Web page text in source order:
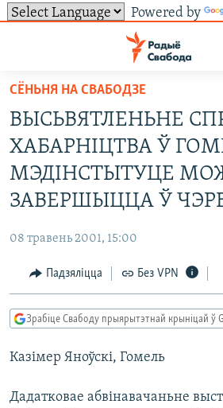
Powered by
ўнівэрсальнага
доступу
Перайсьці
да
галоўнага
зьместу
Перайсьці
да
галоўнай
навігацыі
Перайсьці
да
пошуку
ВІДЭА І ФОТА
ЛЮДЗІ
ЭКАНОМІКА
ВАЙНА
БЕЛАРУСЫ НА ВАЙНЕ
КУЛЬТУРА
КАЛЯНДАР
ТЭСТЫ
БЛОГІ
ПАДКАСТЫ
КНІГІ
АЎДЫЁКНІГІ
МОВА
НА ХВАЛЯХ СВАБОДЫ
СУВЯЗЬ
АБЫСЬЦІ БЛЯКАВАНЬНЕ
ПАДПІСАЦЦА
ПАДКАСТЫ
FACEBOOK
TWITTER
САЧЫЦЕ ЗА АБНАЎЛЕНЬНЯМІ
СЁНЬНЯ НА СВАБОДЗЕ
ВЫСЬВЯТЛЕНЬНЕ
ХАБАРНІЦТВА Ў
МЭДІНСТЫТУЦЕ
ЗАВЕРШЫЦЦА Ў
08 травень 2001, 15:00
Падзяліцца Без VPN
Зрабіце Свабоду прыярытэтнай крыніцай ў
Казімер Яноўскі, Гомель
Дадатковае абвінавачаньне